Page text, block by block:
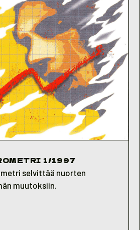
1/1997
selvittää nuorten
muutoksiin.